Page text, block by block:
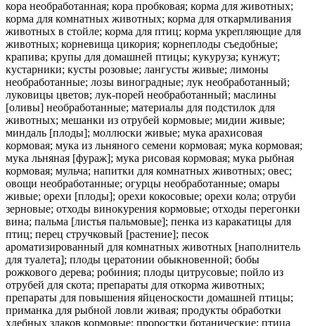
кора необработанная; кора пробковая; корма для животных;
корма для комнатных животных; корма для откармливания
животных в стойле; корма для птиц; корма укрепляющие для
животных; корневища цикория; корнеплоды съедобные;
крапива; крупы для домашней птицы; кукуруза; кунжут;
кустарники; кусты розовые; лангусты живые; лимоны
необработанные; лозы виноградные; лук необработанный;
луковицы цветов; лук-порей необработанный; маслины
[оливы] необработанные; материалы для подстилок для
животных; мешанки из отрубей кормовые; мидии живые;
миндаль [плоды]; моллюски живые; мука арахисовая
кормовая; мука из льняного семени кормовая; мука кормовая;
мука льняная [фураж]; мука рисовая кормовая; мука рыбная
кормовая; мульча; напитки для комнатных животных; овес;
овощи необработанные; огурцы необработанные; омары
живые; орехи [плоды]; орехи кокосовые; орехи кола; отруби
зерновые; отходы винокурения кормовые; отходы перегонки
вина; пальма [листья пальмовые]; пенка из каракатицы для
птиц; перец стручковый [растение]; песок
ароматизированный для комнатных животных [наполнитель
для туалета]; плоды цератонии обыкновенной; бобы
рожкового дерева; робиния; плоды цитрусовые; пойло из
отрубей для скота; препараты для откорма животных;
препараты для повышения яйценоскости домашней птицы;
приманка для рыбной ловли живая; продукты обработки
хлебных злаков кормовые; проростки ботанические; птица